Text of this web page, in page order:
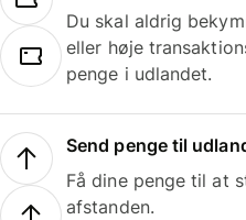
Du skal aldrig
eller høje
penge i udlandet.
Send penge til
Få dine penge til at
afstanden.